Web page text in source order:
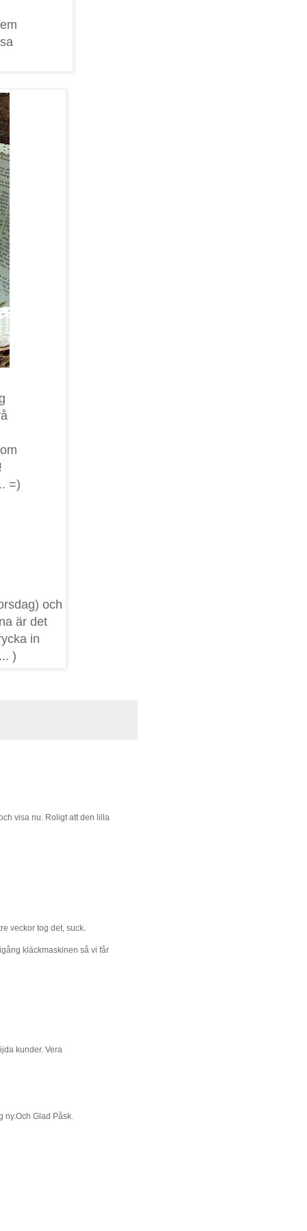
=)
och
är det
in
)
visa nu. Roligt att den lilla
veckor tog det, suck.
kläckmaskinen så vi får
kunder. Vera
ny.Och Glad Påsk.